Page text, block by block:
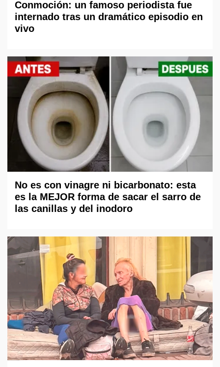
Conmoción: un famoso periodista fue
internado tras un dramático episodio en
vivo
No es con vinagre ni bicarbonato: esta
es la MEJOR forma de sacar el sarro de
las canillas y del inodoro